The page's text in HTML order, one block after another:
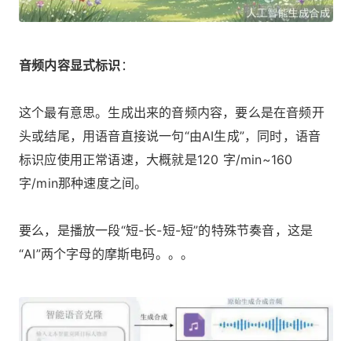
音频内容显式标识 ：
这个最有意思。生成出来的音频内容，要么是在音频开
头或结尾，用语音直接说一句“由AI生成”，同时，语音
标识应使用正常语速，大概就是120 字/min~160
字/min那种速度之间。
要么，是播放一段“短-长-短-短”的特殊节奏音，这是
“AI”两个字母的摩斯电码。。。